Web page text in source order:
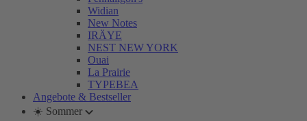
Widian
New Notes
IRÄYE
NEST NEW YORK
Ouai
La Prairie
TYPEBEA
Angebote & Bestseller
☀️ Sommer